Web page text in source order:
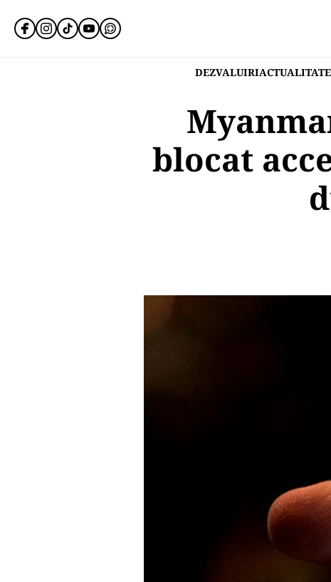
DEZVALUIRIACTUALITATE
blocat